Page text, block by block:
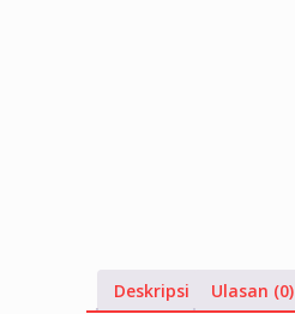
Deskripsi Ulasan (0)